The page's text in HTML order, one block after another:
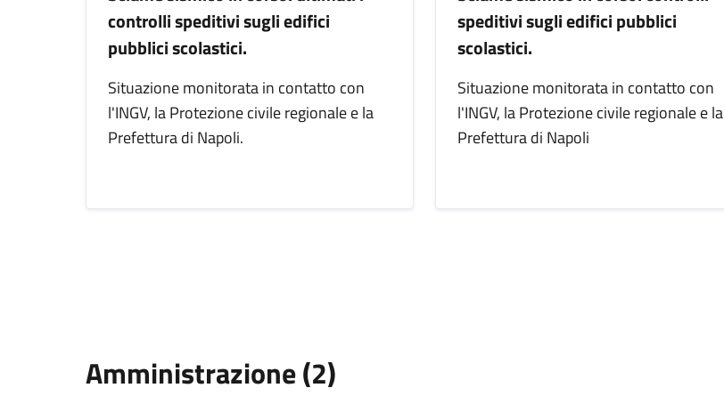
controlli speditivi sugli edifici
pubblici scolastici.
Situazione monitorata in contatto con
l'INGV, la Protezione civile regionale e la
Prefettura di Napoli.
speditivi sugli edifici pubblici
scolastici.
Situazione monitorata in contatto con
l'INGV, la Protezione civile regionale e la
Prefettura di Napoli
Amministrazione (2)